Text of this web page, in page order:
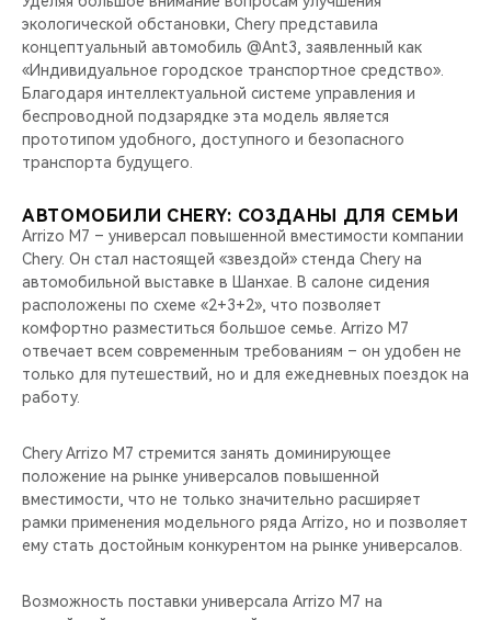
экологической обстановки, Chery представила
концептуальный автомобиль @Ant3, заявленный как
«Индивидуальное городское транспортное средство».
Благодаря интеллектуальной системе управления и
беспроводной подзарядке эта модель является
прототипом удобного, доступного и безопасного
транспорта будущего.
АВТОМОБИЛИ CHERY: СОЗДАНЫ ДЛЯ СЕМЬИ
Arrizo M7 – универсал повышенной вместимости компании
Chery. Он стал настоящей «звездой» стенда Chery на
автомобильной выставке в Шанхае. В салоне сидения
расположены по схеме «2+3+2», что позволяет
комфортно разместиться большое семье. Arrizo M7
отвечает всем современным требованиям – он удобен не
только для путешествий, но и для ежедневных поездок на
работу.
Chery Arrizo M7 стремится занять доминирующее
положение на рынке универсалов повышенной
вместимости, что не только значительно расширяет
рамки применения модельного ряда Arrizo, но и позволяет
ему стать достойным конкурентом на рынке универсалов.
Возможность поставки универсала Arrizo M7 на